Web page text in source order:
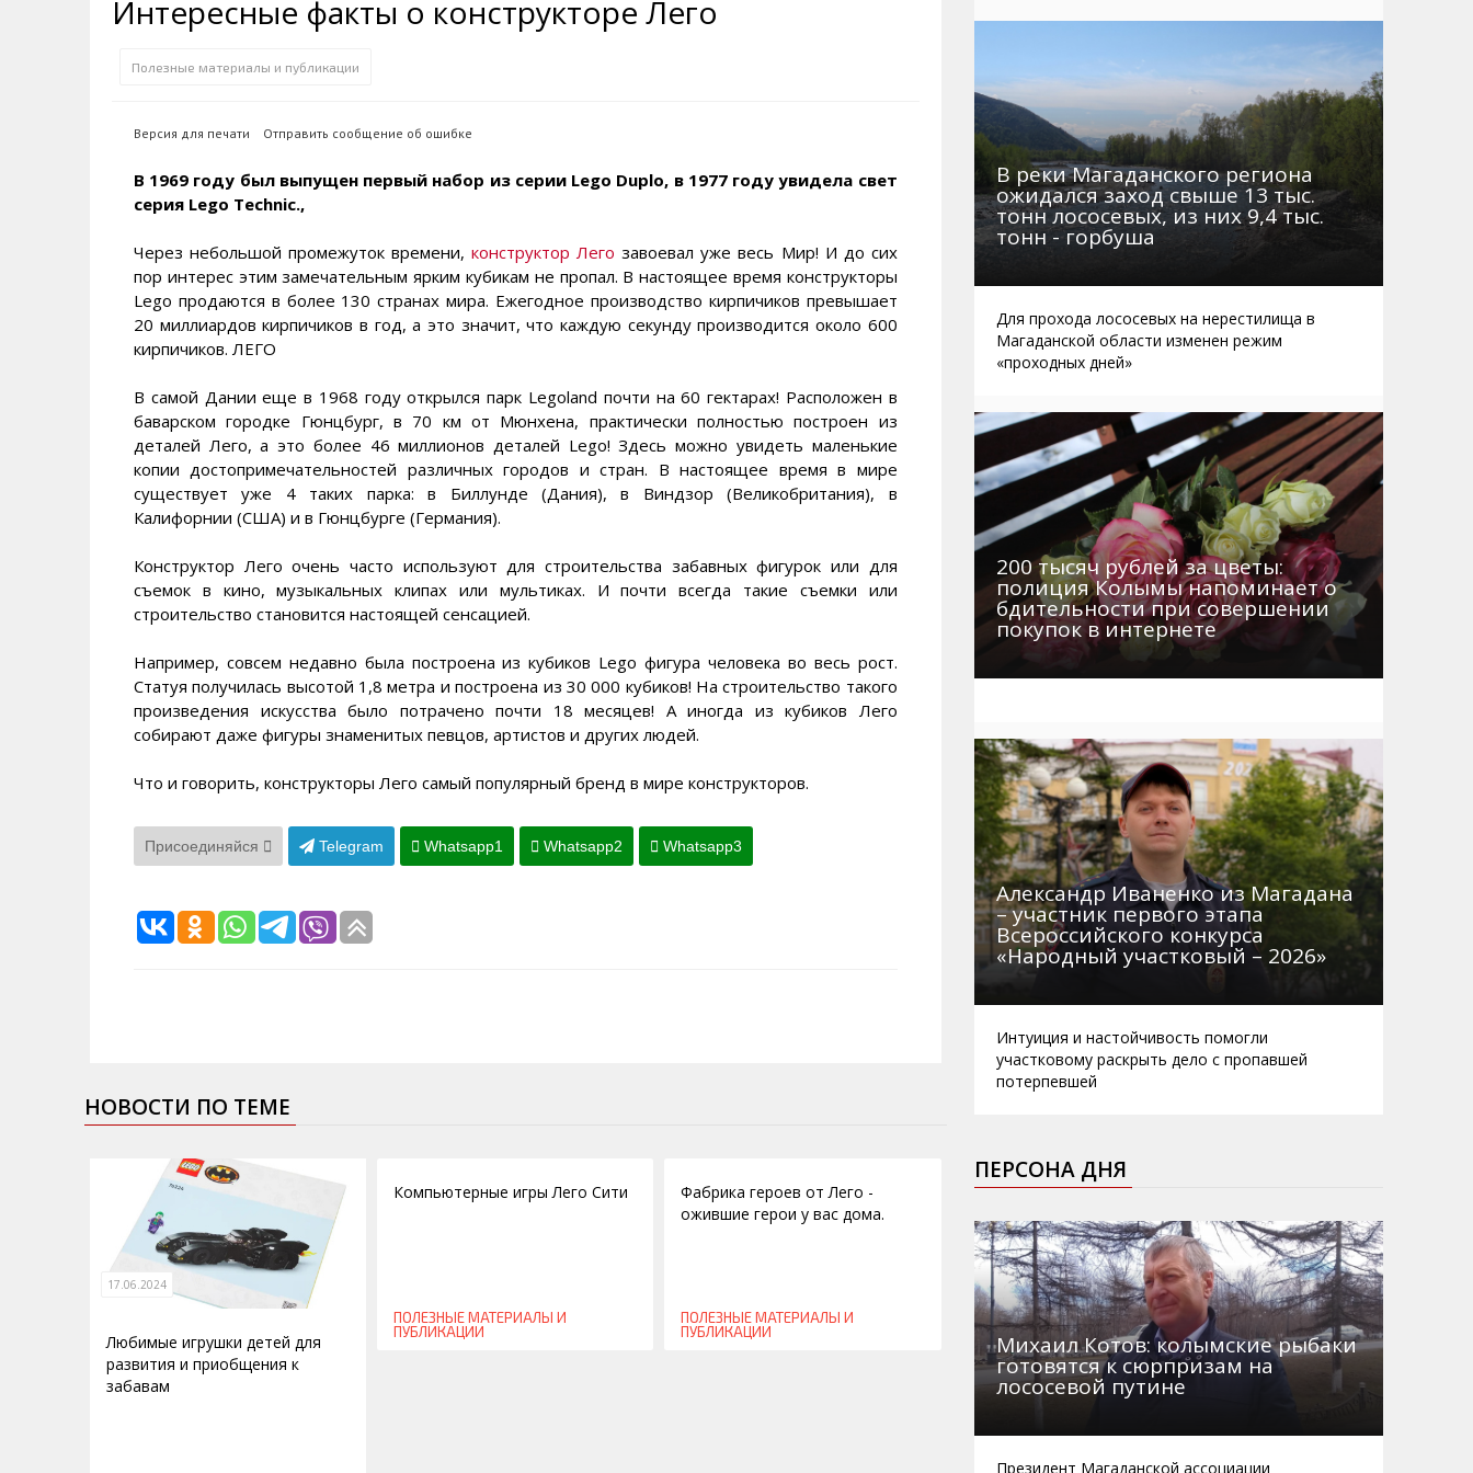
Транспортная инфраструктура
Колымы
Интерактивная карта
Онлайн вебкамеры в Магадане
Автобусы Магадан – Аэропорт
Таблица приливов отливов
Губернатор
Полицейских не бить
Аварии ДТП
Кванториум
Ипотека
Не мусорить
Браконьеры
Интересные факты о конструкторе Лего
Полезные материалы и публикации
Версия для печати Отправить сообщение об ошибке
В 1969 году был выпущен первый набор из серии Lego Duplo, в 1977 году увидела свет
серия Lego Technic.,
Через небольшой промежуток времени,конструктор Лего завоевал уже весь Мир! И до сих
пор интерес этим замечательным ярким кубикам не пропал. В настоящее время конструкторы
Lego продаются в более 130 странах мира. Ежегодное производство кирпичиков превышает
20 миллиардов кирпичиков в год, а это значит, что каждую секунду производится около 600
кирпичиков. ЛЕГО
В самой Дании еще в 1968 году открылся парк Legoland почти на 60 гектарах! Расположен в
баварском городке Гюнцбург, в 70 км от Мюнхена, практически полностью построен из
деталей Лего, а это более 46 миллионов деталей Lego! Здесь можно увидеть маленькие
копии достопримечательностей различных городов и стран. В настоящее время в мире
существует уже 4 таких парка: в Биллунде (Дания), в Виндзор (Великобритания), в
Калифорнии (США) и в Гюнцбурге (Германия).
Конструктор Лего очень часто используют для строительства забавных фигурок или для
съемок в кино, музыкальных клипах или мультиках. И почти всегда такие съемки или
строительство становится настоящей сенсацией.
Например, совсем недавно была построена из кубиков Lego фигура человека во весь рост.
Статуя получилась высотой 1,8 метра и построена из 30 000 кубиков! На строительство такого
произведения искусства было потрачено почти 18 месяцев! А иногда из кубиков Лего
собирают даже фигуры знаменитых певцов, артистов и других людей.
Что и говорить, конструкторы Лего самый популярный бренд в мире конструкторов.
Присоединяйся Telegram Whatsapp1 Whatsapp2 Whatsapp3
НОВОСТИ ПО ТЕМЕ
17.06.2024
Любимые игрушки детей для
развития и приобщения к
забавам
Компьютерные игры Лего Сити
ПОЛЕЗНЫЕ МАТЕРИАЛЫ И
ПУБЛИКАЦИИ
Фабрика героев от Лего -
ожившие герои у вас дома.
ПОЛЕЗНЫЕ МАТЕРИАЛЫ И
ПУБЛИКАЦИИ
В реки Магаданского региона
ожидался заход свыше 13 тыс.
тонн лососевых, из них 9,4 тыс.
тонн - горбуша
Для прохода лососевых на нерестилища в
Магаданской области изменен режим
«проходных дней»
200 тысяч рублей за цветы:
полиция Колымы напоминает о
бдительности при совершении
покупок в интернете
Александр Иваненко из Магадана
– участник первого этапа
Всероссийского конкурса
«Народный участковый – 2026»
Интуиция и настойчивость помогли
участковому раскрыть дело с пропавшей
потерпевшей
ПЕРСОНА ДНЯ
Михаил Котов: колымские рыбаки
готовятся к сюрпризам на
лососевой путине
Президент Магаданской ассоциации